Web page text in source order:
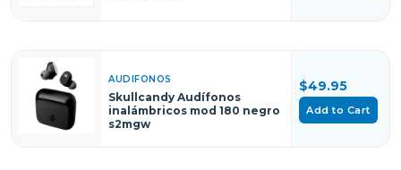
AUDIFONOS
Skullcandy Audífonos
inalámbricos mod 180 negro
s2mgw
$49.95
Add to Cart